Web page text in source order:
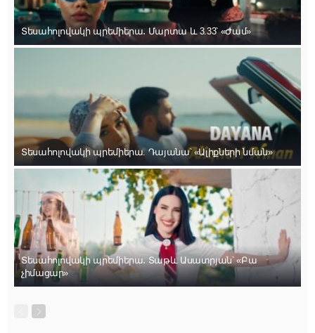
Տեսահոլովակի պրեմիերա․ Մարտա և 3.33՝ «Ժամ»
Տեսահոլովակի պրեմիերա. Դայանա՝ «Ալիքների նման»
Տեսահոլովակի պրեմիերա․ Տաթև Ասատրյան՝ «Բա
չիմացար»